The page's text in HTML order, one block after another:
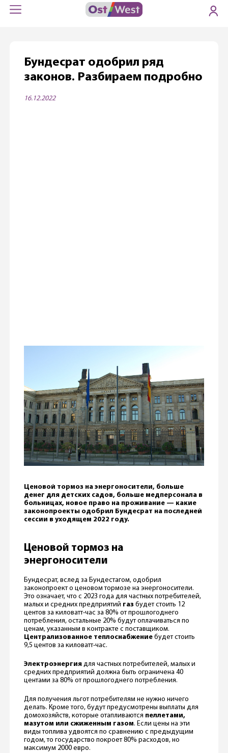
Бундесрат одобрил ряд
законов. Разбираем подробно
16.12.2022
Ценовой тормоз на энергоносители, больше
денег для детских садов, больше медперсонала в
больницах, новое право на проживание — какие
законопроекты одобрил Бундесрат на последней
сессии в уходящем 2022 году.
Ценовой тормоз на
энергоносители
Бундесрат, вслед за Бундестагом, одобрил
законопроект о ценовом тормозе на энергоносители.
Это означает, что с 2023 года для частных потребителей,
малых и средних предприятий газбудет стоить 12
центов за киловатт-час за 80% от прошлогоднего
потребления, остальные 20% будут оплачиваться по
ценам, указанным в контракте с поставщиком.
Централизованное теплоснабжениебудет стоить
9,5 центов за киловатт-час.
Электроэнергиядля частных потребителей, малых и
средних предприятий должна быть ограничена 40
центами за 80% от прошлогоднего потребления.
Для получения льгот потребителям не нужно ничего
делать. Кроме того, будут предусмотрены выплаты для
домохозяйств, которые отапливаются пеллетами,
мазутом или сжиженным газом. Если цены на эти
виды топлива удвоятся по сравнению с предыдущим
годом, то государство покроет 80% расходов, но
максимум 2000 евро.